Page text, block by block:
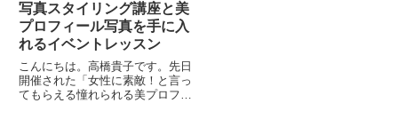
写真スタイリング講座と美
プロフィール写真を手に入
れるイベントレッスン
こんにちは。高橋貴子です。先日
開催された「女性に素敵！と言っ
てもらえる憧れられる美プロフィ